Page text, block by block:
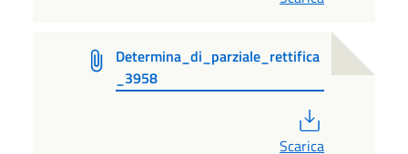
Determina_di_parziale_rettifica
_3958
Scarica